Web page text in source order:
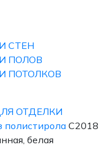
СТЕН
ПОЛОВ
ПОТОЛКОВ
ОТДЕЛКИ
полистирола С2018
белая